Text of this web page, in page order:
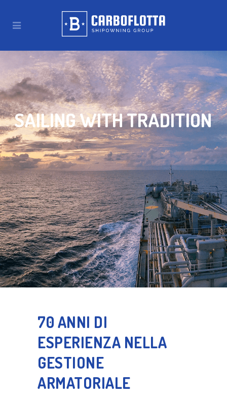
SAILING WITH TRADITION
70 ANNI DI
ESPERIENZA NELLA
GESTIONE
ARMATORIALE